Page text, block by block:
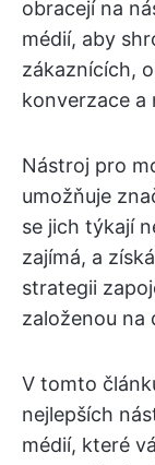
obracejí na
médií, aby
zákaznících,
konverzace a
Nástroj pro
umožňuje
se jich týkají
zajímá, a
strategii
založenou na
V tomto
nejlepších
médií, které